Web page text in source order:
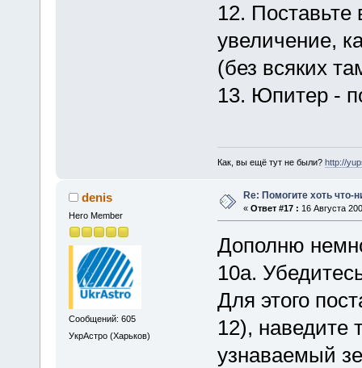
12.
увеличение,
(без всяких
13. Юпитер -
Как, вы ещё тут не были? http://
denis
Hero Member
Сообщений: 605
УкрАстро (Харьков)
Re: Помогите хоть что-
« Ответ #17 : 16 Августа
Дополню
10а.
Для этого
12), наведите
узнаваемый